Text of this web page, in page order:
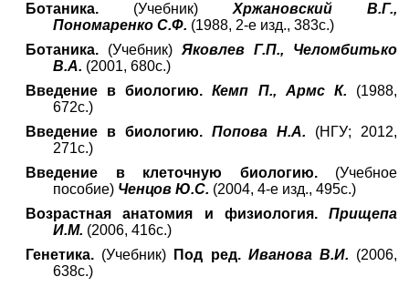
Ботаника. (Учебник) Хржановский В.Г.,
Пономаренко С.Ф. (1988, 2-е изд., 383с.)
Ботаника. (Учебник) Яковлев Г.П., Челомбитько
В.А. (2001, 680с.)
Введение в биологию.Кемп П., Армс К.
(1988,
672с.)
Введение в биологию. Попова Н.А. (НГУ; 2012,
271с.)
Введение в клеточную биологию. (Учебное
пособие) Ченцов Ю.С. (2004, 4-е изд., 495с.)
Возрастная анатомия и физиология. Прищепа
И.М. (2006, 416с.)
Генетика. (Учебник) Под ред.Иванова В.И. (2006,
638с.)